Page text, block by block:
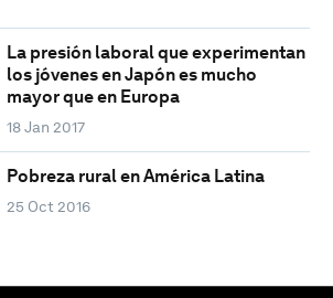
La presión laboral que experimentan
los jóvenes en Japón es mucho
mayor que en Europa
18 Jan 2017
Pobreza rural en América Latina
25 Oct 2016